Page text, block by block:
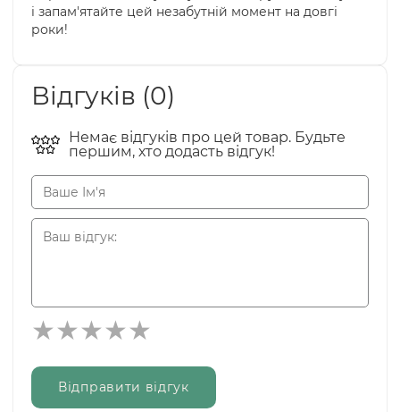
і запам'ятайте цей незабутній момент на довгі
роки!
Відгуків (0)
Немає відгуків про цей товар. Будьте
першим, хто додасть відгук!
Відправити відгук